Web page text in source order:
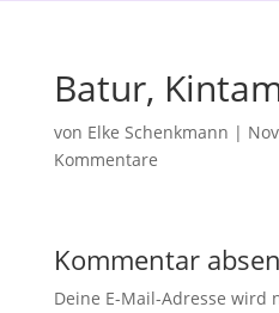
Batur,
von Elke Schenkmann |
Kommentare
Kommentar
Deine E-Mail-Adresse wird